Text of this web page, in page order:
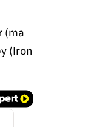
(ma
(Iron